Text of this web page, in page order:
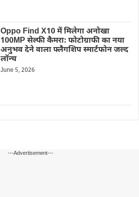
Oppo Find X10 में मिलेगा अनोखा
100MP सेल्फी कैमरा: फोटोग्राफी का नया
अनुभव देने वाला फ्लैगशिप स्मार्टफोन जल्द
लॉन्च
June 5, 2026
---Advertisement---